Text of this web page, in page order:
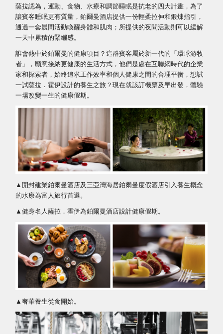
薩拉認為，運動、食物、水療和調節睡眠是抗老的四大計畫，為了
讓賓客睡眠更有質量，鉑爾曼酒店提供一份輕柔拉伸和鍛煉指引，
通過一套晨間活動喚醒身體和肌肉；所提供的夜間活動則可以緩解
一天中累積的緊繃感。
誰會熱中於鉑爾曼的健康項目？這群賓客屬於新一代的「環球游牧
者」，願意接納更健康的生活方式，他們是處在互聯網時代的企業
家和探索者，始終追求工作效率和個人健康之間的合理平衡，想試
一試薩拉．霍伊設計的養生之旅？現在就該訂機票及早出發，體驗
一場改變一生的健康假期。
▲開封建業鉑爾曼酒店及三亞灣海居鉑爾曼度假酒店引入養生概念
的水療為富人旅行首選。
▲健身名人薩拉．霍伊為鉑爾曼酒店設計健康假期。
▲奢華養生從食開始。